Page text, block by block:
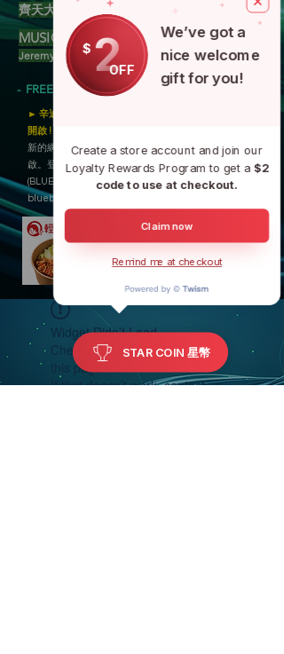
齊天大聖
MUSIC X ART JAM !
Jeremy Hammony
- FREE PLAN IS AVAILABLE -
► 辛迪加以太工會總部 2023/8/21 1:11 AM 新功能
開啟 !
新的網站會員指派徽章 - 「BLUEBOAT 藍船」已開
啟。登入藍船後將自動指派藍船徽章
(BLUEBOAT)。若有疑問請洽管理員。
blueboatark@gmail.com
Widget Didn’t Load
Check your internet and refresh
this page.
If that doesn’t work, contact us.
STAR COIN 星幣
$2OFF
We’ve got a
nice welcome
gift for you!
Create a store account and join our
Loyalty Rewards Program to get a $2
code to use at checkout.
Claim now
Remind me at checkout